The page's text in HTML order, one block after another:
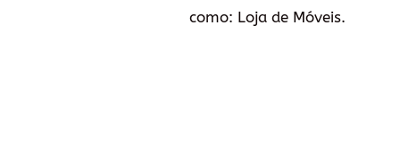
como: Loja de Móveis.